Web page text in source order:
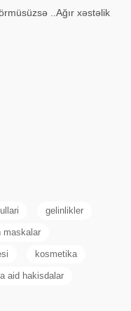
..Ağır xəstəlik
gelinlikler
maskalar
kosmetika
aid hakisdalar